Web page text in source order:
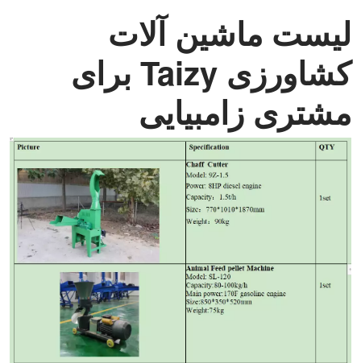
لیست ماشین آلات
کشاورزی Taizy برای
مشتری زامبیایی